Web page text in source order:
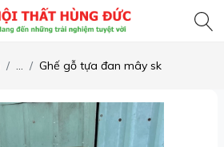
... Ghế gỗ tựa đan mây sk